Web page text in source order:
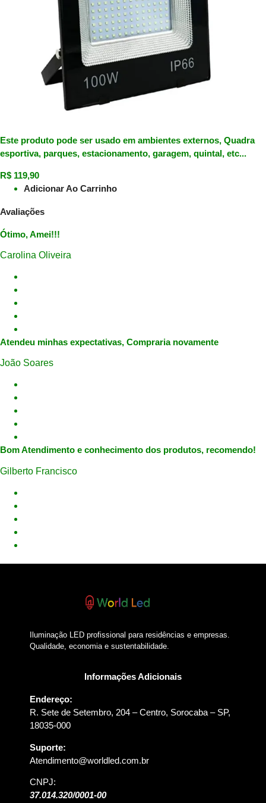
Este produto pode ser usado em ambientes externos, Quadra
esportiva, parques, estacionamento, garagem, quintal, etc...
R$ 119,90
Adicionar Ao Carrinho
Avaliações
Ótimo, Amei!!!
Carolina Oliveira
Atendeu minhas expectativas, Compraria novamente
João Soares
Bom Atendimento e conhecimento dos produtos, recomendo!
Gilberto Francisco
Iluminação LED profissional para residências e empresas.
Qualidade, economia e sustentabilidade.
Informações Adicionais
Endereço:
R. Sete de Setembro, 204 – Centro, Sorocaba – SP,
18035-000
Suporte:
Atendimento@worldled.com.br
CNPJ:
37.014.320/0001-00